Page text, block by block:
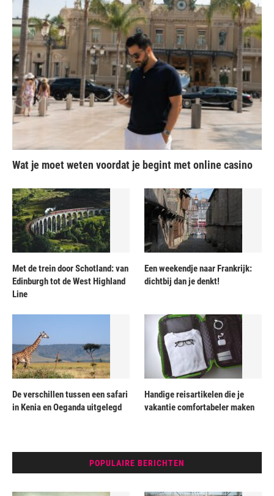
Wat je moet weten voordat je begint met online casino
Met de trein door Schotland: van
Edinburgh tot de West Highland
Line
Een weekendje naar Frankrijk:
dichtbij dan je denkt!
De verschillen tussen een safari
in Kenia en Oeganda uitgelegd
Handige reisartikelen die je
vakantie comfortabeler maken
POPULAIRE BERICHTEN